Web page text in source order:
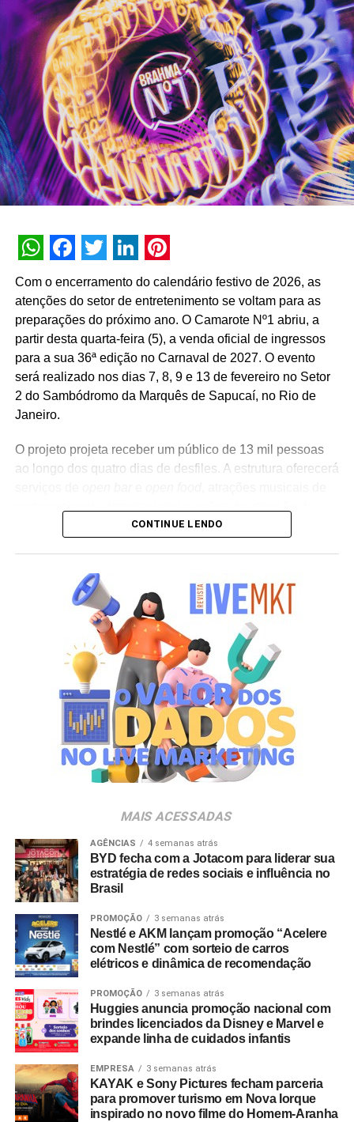
soma mais de 3 bilhões de interações históricas. No
primeiro semestre de 2026, a assistente registrou 74
milhões de interações, alcançando uma taxa de retenção
interna de 90% e índice de resolutividade de 87% nos
atendimentos.
Além da b.ia, o Meu Bradesco engloba ferramentas como
o E-agro — plataforma digital direcionada a produtores
rurais — e sistemas de recomendação de investimentos
suportados porGenAI(Inteligência Artificial Generativa),
que fornecem assessoria financeira automatizada e
A estratégia de divulgação da campanha engloba
peças deOut of Home(OOH) e ações com
influenciadores digitais, reforçando o posicionamento do
banco na transformação digital do setor financeiro.
WhatsApp
Facebook
Twitter
LinkedIn
Pinterest
Com o encerramento do calendário festivo de 2026, as
atenções do setor de entretenimento se voltam para as
preparações do próximo ano. O Camarote Nº1 abriu, a
partir desta quarta-feira (5), a venda oficial de ingressos
para a sua 36ª edição no Carnaval de 2027. O evento
será realizado nos dias 7, 8, 9 e 13 de fevereiro no Setor
2 do Sambódromo da Marquês de Sapucaí, no Rio de
Janeiro.
O projeto projeta receber um público de 13 mil pessoas
ao longo dos quatro dias de desfiles. A estrutura oferecerá
marcas parceiras. “O Camarote Nº1 é um projeto que faz
uma experiência personalizada que nasce dolifestyle
cidade maravilhosa”, destaca Marcio Esher, sócio, diretor
de negócios e marketing da Holding Clube e gestor do
A produção do evento é assinada pela agência Banco_
em parceria com a Storymakers e a Cross Networking,
empresas pertencentes ao ecossistema da Holding
Clube. O projeto criativo mantém a assinatura “Brasil na
Veia”, conceito focado na valorização da cultura nacional,
da música e da hospitalidade carioca.
no canal oficial da Ticketmaster, com lote inicial a partir
de R$ 3.950,00. As demais atualizações e atrações do
evento serão divulgadas nos canais oficiais do camarote
nos próximos meses.
CONTINUE LENDO
MAIS ACESSADAS
AGÊNCIAS 4 semanas atrás
BYD fecha com a Jotacom para liderar sua
estratégia de redes sociais e influência no
Brasil
PROMOÇÃO 3 semanas atrás
Nestlé e AKM lançam promoção “Acelere
com Nestlé” com sorteio de carros
elétricos e dinâmica de recomendação
PROMOÇÃO 3 semanas atrás
Huggies anuncia promoção nacional com
brindes licenciados da Disney e Marvel e
expande linha de cuidados infantis
EMPRESA 3 semanas atrás
KAYAK e Sony Pictures fecham parceria
para promover turismo em Nova Iorque
inspirado no novo filme do Homem-Aranha